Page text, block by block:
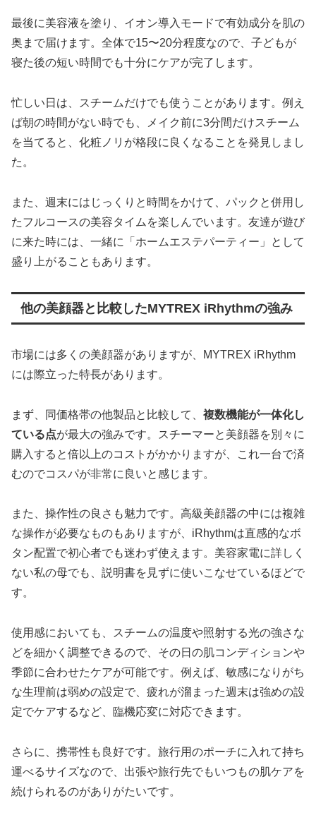
最後に美容液を塗り、イオン導入モードで有効成分を肌の
奥まで届けます。全体で15〜20分程度なので、子どもが
寝た後の短い時間でも十分にケアが完了します。
忙しい日は、スチームだけでも使うことがあります。例え
ば朝の時間がない時でも、メイク前に3分間だけスチーム
を当てると、化粧ノリが格段に良くなることを発見しまし
た。
また、週末にはじっくりと時間をかけて、パックと併用し
たフルコースの美容タイムを楽しんでいます。友達が遊び
に来た時には、一緒に「ホームエステパーティー」として
盛り上がることもあります。
他の美顔器と比較したMYTREX iRhythmの強み
市場には多くの美顔器がありますが、MYTREX iRhythm
には際立った特長があります。
まず、同価格帯の他製品と比較して、 複数機能が一体化し
ている点が最大の強みです。スチーマーと美顔器を別々に
購入すると倍以上のコストがかかりますが、これ一台で済
むのでコスパが非常に良いと感じます。
また、操作性の良さも魅力です。高級美顔器の中には複雑
な操作が必要なものもありますが、iRhythmは直感的なボ
タン配置で初心者でも迷わず使えます。美容家電に詳しく
ない私の母でも、説明書を見ずに使いこなせているほどで
す。
使用感においても、スチームの温度や照射する光の強さな
どを細かく調整できるので、その日の肌コンディションや
季節に合わせたケアが可能です。例えば、敏感になりがち
な生理前は弱めの設定で、疲れが溜まった週末は強めの設
定でケアするなど、臨機応変に対応できます。
さらに、携帯性も良好です。旅行用のポーチに入れて持ち
運べるサイズなので、出張や旅行先でもいつもの肌ケアを
続けられるのがありがたいです。